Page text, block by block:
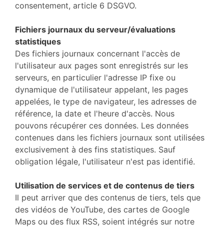
consentement, article 6 DSGVO.
Fichiers journaux du serveur/évaluations
statistiques
Des fichiers journaux concernant l'accès de
l'utilisateur aux pages sont enregistrés sur les
serveurs, en particulier l'adresse IP fixe ou
dynamique de l'utilisateur appelant, les pages
appelées, le type de navigateur, les adresses de
référence, la date et l'heure d'accès. Nous
pouvons récupérer ces données. Les données
contenues dans les fichiers journaux sont utilisées
exclusivement à des fins statistiques. Sauf
obligation légale, l'utilisateur n'est pas identifié.
Utilisation de services et de contenus de tiers
Il peut arriver que des contenus de tiers, tels que
des vidéos de YouTube, des cartes de Google
Maps ou des flux RSS, soient intégrés sur notre